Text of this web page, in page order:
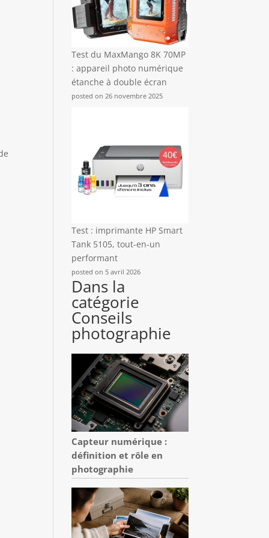
Test du MaxMango 8K 70MP
: appareil photo numérique
étanche à double écran
posted on 26 novembre 2025
Test : imprimante HP Smart
Tank 5105, tout-en-un
performant
posted on 5 avril 2026
Dans la
catégorie
Conseils
photographie
Capteur numérique :
définition et rôle en
photographie